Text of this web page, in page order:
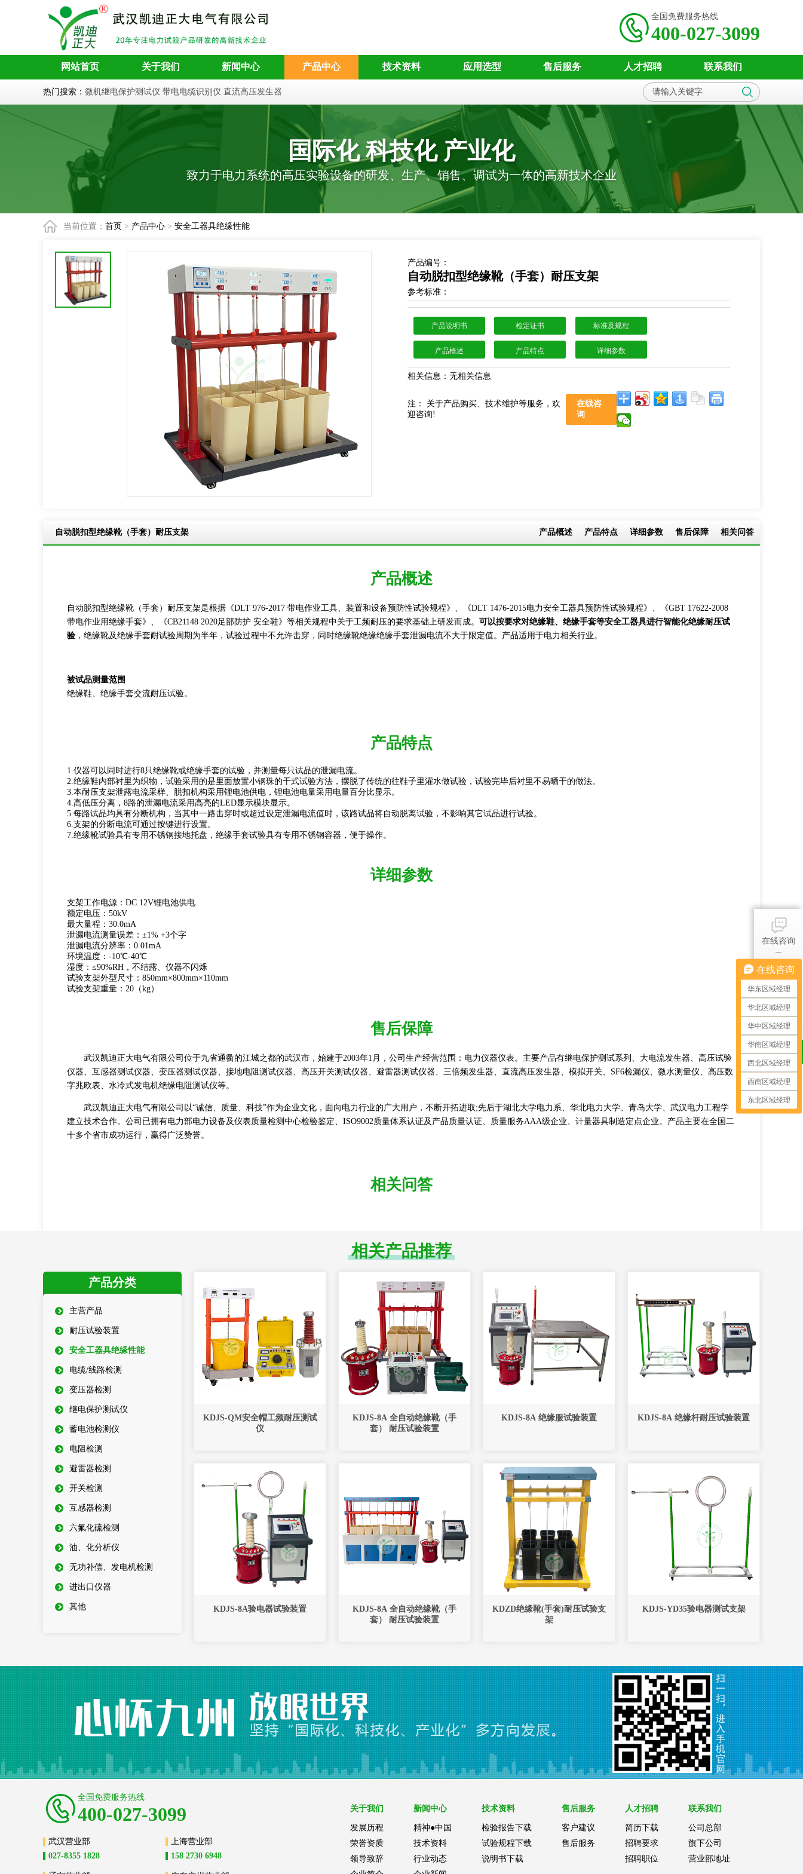
全国免费服务热线
400-027-3099
网站首页 关于我们 新闻中心 产品中心 技术资料 应用选型 售后服务 人才招聘 联系我们
热门搜索： 微机继电保护测试仪 带电电缆识别仪 直流高压发生器
国际化 科技化 产业化
致力于电力系统的高压实验设备的研发、生产、销售、调试为一体的高新技术企业
当前位置： 首页 > 产品中心 > 安全工器具绝缘性能
产品编号：
自动脱扣型绝缘靴（手套）耐压支架
参考标准：
产品说明书 检定证书 标准及规程
产品概述 产品特点 详细参数
相关信息：无相关信息
注： 关于产品购买、技术维护等服务，欢
迎咨询!
在线咨
询
自动脱扣型绝缘靴（手套）耐压支架
产品概述 产品特点 详细参数 售后保障 相关问答
产品概述
自动脱扣型绝缘靴（手套）耐压支架是根据《DLT 976-2017 带电作业工具、装置和设备预防性试验规程》、《DLT 1476-2015电力安全工器具预防性试验规程》、《GBT 17622-2008
带电作业用绝缘手套》、《CB21148 2020足部防护 安全鞋》等相关规程中关于工频耐压的要求基础上研发而成。 可以按要求对绝缘鞋、绝缘手套等安全工器具进行智能化绝缘耐压试
验 ，绝缘靴及绝缘手套耐试验周期为半年，试验过程中不允许击穿，同时绝缘靴绝缘绝缘手套泄漏电流不大于限定值。产品适用于电力相关行业。
被试品测量范围
绝缘鞋、绝缘手套交流耐压试验。
产品特点
1.仪器可以同时进行8只绝缘靴或绝缘手套的试验，并测量每只试品的泄漏电流。
2.绝缘鞋内部衬里为织物，试验采用的是里面放置小钢珠的干式试验方法，摆脱了传统的往鞋子里灌水做试验，试验完毕后衬里不易晒干的做法。
3.本耐压支架泄露电流采样、脱扣机构采用锂电池供电，锂电池电量采用电量百分比显示。
4.高低压分离，8路的泄漏电流采用高亮的LED显示模块显示。
5.每路试品均具有分断机构，当其中一路击穿时或超过设定泄漏电流值时，该路试品将自动脱离试验，不影响其它试品进行试验。
6.支架的分断电流可通过按键进行设置。
7.绝缘靴试验具有专用不锈钢接地托盘，绝缘手套试验具有专用不锈钢容器，便于操作。
详细参数
支架工作电源：DC 12V锂电池供电
额定电压：50kV
最大量程：30.0mA
泄漏电流测量误差：±1% +3个字
泄漏电流分辨率：0.01mA
环境温度：-10℃-40℃
湿度：≤90%RH，不结露、仪器不闪烁
试验支架外型尺寸：850mm×800mm×110mm
试验支架重量：20（kg）
售后保障
武汉凯迪正大电气有限公司位于九省通衢的江城之都的武汉市，始建于2003年1月，公司生产经营范围：电力仪器仪表。主要产品有继电保护测试系列、大电流发生器、高压试验
仪器、互感器测试仪器、变压器测试仪器、接地电阻测试仪器、高压开关测试仪器、避雷器测试仪器、三倍频发生器、直流高压发生器、模拟开关、SF6检漏仪、微水测量仪、高压数
字兆欧表、水冷式发电机绝缘电阻测试仪等。
武汉凯迪正大电气有限公司以“诚信、质量、科技”作为企业文化，面向电力行业的广大用户，不断开拓进取;先后于湖北大学电力系、华北电力大学、青岛大学、武汉电力工程学
建立技术合作。公司已拥有电力部电力设备及仪表质量检测中心检验鉴定、ISO9002质量体系认证及产品质量认证、质量服务AAA级企业、计量器具制造定点企业。产品主要在全国二
十多个省市成功运行，赢得广泛赞誉。
相关问答
相关产品推荐
产品分类
主营产品
耐压试验装置
安全工器具绝缘性能
电缆/线路检测
变压器检测
继电保护测试仪
蓄电池检测仪
电阻检测
避雷器检测
开关检测
互感器检测
六氟化硫检测
油、化分析仪
无功补偿、发电机检测
进出口仪器
其他
KDJS-QM安全帽工频耐压测试
仪
KDJS-8A 全自动绝缘靴（手
套） 耐压试验装置
KDJS-8A 绝缘服试验装置 KDJS-8A 绝缘杆耐压试验装置
KDJS-8A验电器试验装置
KDJS-8A 全自动绝缘靴（手
套） 耐压试验装置
KDZD绝缘靴(手套)耐压试验支
架
KDJS-YD35验电器测试支架
全国免费服务热线
400-027-3099
武汉营业部
027-8355 1828
上海营业部
158 2730 6948
关于我们
发展历程
荣誉资质
领导致辞
新闻中心
精神●中国
技术资料
行业动态
技术资料
检验报告下载
试验规程下载
说明书下载
售后服务
客户建议
售后服务
人才招聘
简历下载
招聘要求
招聘职位
联系我们
公司总部
旗下公司
营业部地址
在线咨询
产品中心
应用选型
在线咨询
华东区域经理
华北区域经理
华中区域经理
华南区域经理
西北区域经理
西南区域经理
东北区域经理